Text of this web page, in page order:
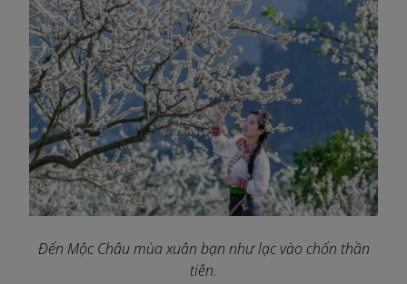
Đến Mộc Châu mùa xuân bạn như lạc vào chốn thần
tiên.